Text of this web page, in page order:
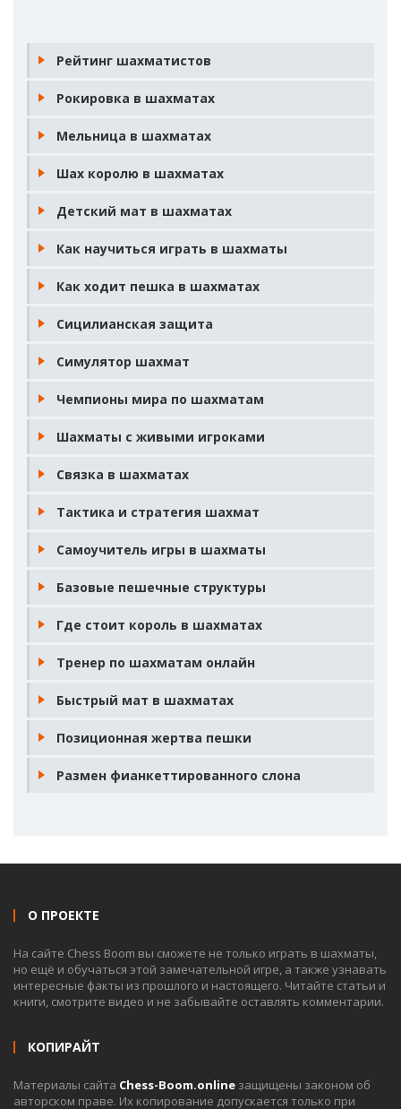
Рейтинг шахматистов
Рокировка в шахматах
Мельница в шахматах
Шах королю в шахматах
Детский мат в шахматах
Как научиться играть в шахматы
Как ходит пешка в шахматах
Сицилианская защита
Симулятор шахмат
Чемпионы мира по шахматам
Шахматы с живыми игроками
Связка в шахматах
Тактика и стратегия шахмат
Самоучитель игры в шахматы
Базовые пешечные структуры
Где стоит король в шахматах
Тренер по шахматам онлайн
Быстрый мат в шахматах
Позиционная жертва пешки
Размен фианкеттированного слона
О ПРОЕКТЕ
На сайте Chess Boom вы сможете не только играть в шахматы,
но ещё и обучаться этой замечательной игре, а также узнавать
интересные факты из прошлого и настоящего. Читайте статьи и
книги, смотрите видео и не забывайте оставлять комментарии.
КОПИРАЙТ
Материалы сайта Chess-Boom.online защищены законом об
авторском праве. Их копирование допускается только при